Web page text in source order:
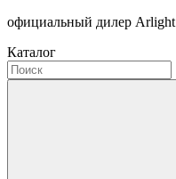
официальный дилер Arlight
Каталог